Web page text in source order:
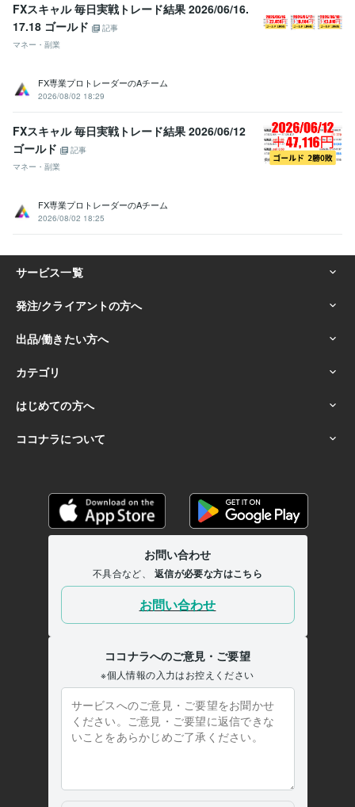
FXスキャル 毎日実戦トレード結果 2026/06/16.
17.18 ゴールド
記事
マネー・副業
FX専業プロトレーダーのAチーム
2026/08/02 18:29
FXスキャル 毎日実戦トレード結果 2026/06/12
ゴールド
記事
マネー・副業
FX専業プロトレーダーのAチーム
2026/08/02 18:25